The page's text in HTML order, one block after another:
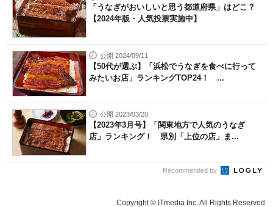
「うなぎがおいしいと思う都道府県」はどこ？
【2024年版・人気投票実施中】
公開 2024/09/11
【50代が選ぶ】「浜松でうなぎを食べに行って
みたいお店」ランキングTOP24！ ...
公開 2023/03/20
【2023年3月号】「関東地方で人気のうなぎ
店」ランキング！ 県別「上位の店」ま...
Recommended by
Copyright © ITmedia Inc. All Rights Reserved.